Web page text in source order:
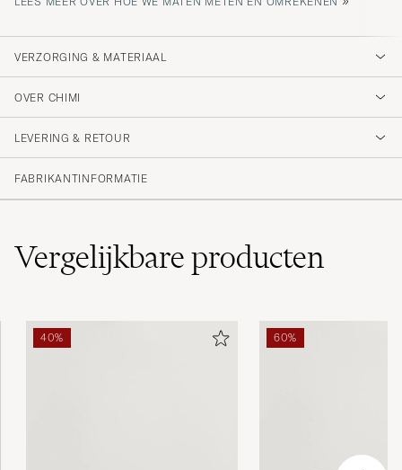
VERZORGING & MATERIAAL
OVER CHIMI
LEVERING & RETOUR
FABRIKANTINFORMATIE
Vergelijkbareproducten
40% 60%